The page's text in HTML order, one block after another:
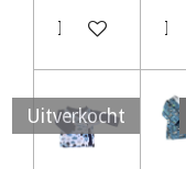
In winkelwagen
In
Uitverkocht